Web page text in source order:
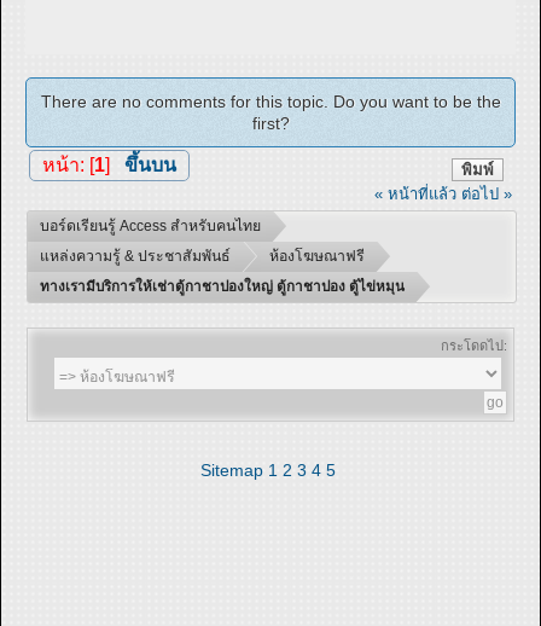
There are no comments for this topic. Do you want to be the
first?
พิมพ์
หน้า: [1] ขึ้นบน
« หน้าที่แล้ว ต่อไป »
บอร์ดเรียนรู้ Access สำหรับคนไทย
แหล่งความรู้ & ประชาสัมพันธ์
ห้องโฆษณาฟรี
ทางเรามีบริการให้เช่าตู้กาชาปองใหญ่ ตู้กาชาปอง ตู้ไข่หมุน
กระโดดไป:
Sitemap 1 2 3 4 5